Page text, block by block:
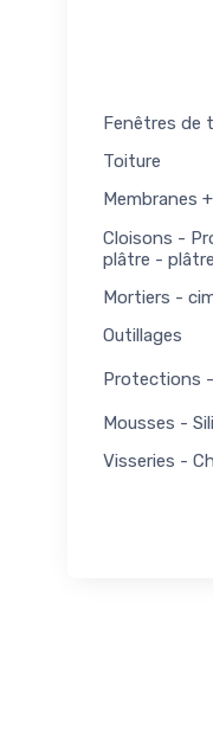
Fenêtres de
Toiture
Membranes
Cloisons -
plâtre -
Mortiers -
Outillages
Protections
Mousses -
Visseries -